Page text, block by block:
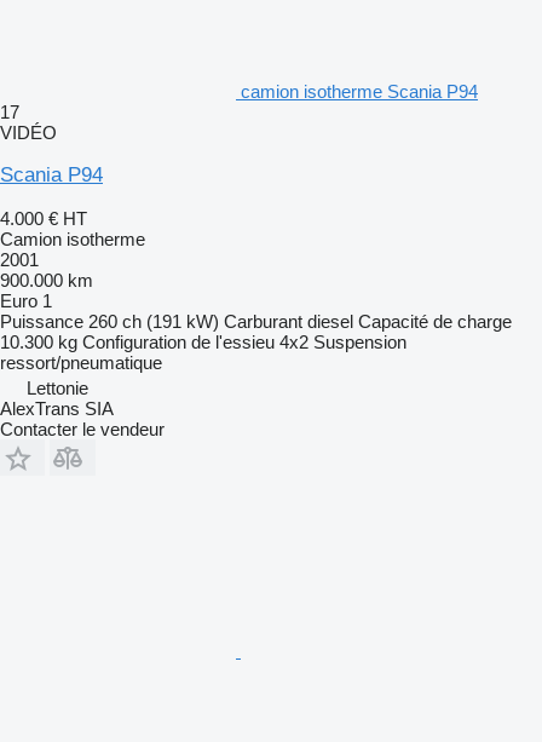
camion isotherme Scania P94
17
VIDÉO
Scania P94
4.000 € HT
Camion isotherme
2001
900.000 km
Euro 1
Puissance 260 ch (191 kW) Carburant diesel Capacité de charge
10.300 kg Configuration de l'essieu 4x2 Suspension
ressort/pneumatique
Lettonie
AlexTrans SIA
Contacter le vendeur